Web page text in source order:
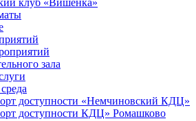
клуб «Вишенка»
зала
доступности «Немчиновский КДЦ»
доступности КДЦ» Ромашково